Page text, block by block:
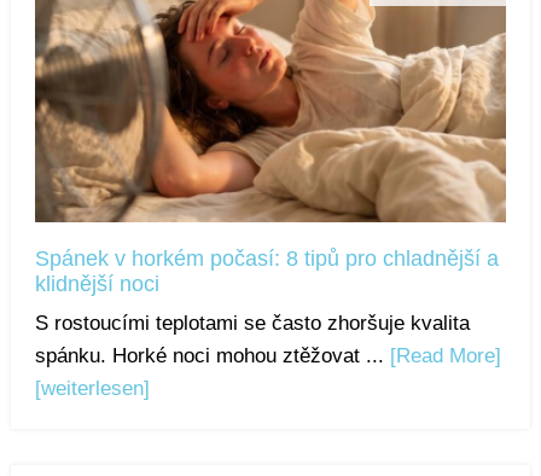
Spánek v horkém počasí: 8 tipů pro chladnější a
klidnější noci
S rostoucími teplotami se často zhoršuje kvalita
spánku. Horké noci mohou ztěžovat ... [Read More]
[weiterlesen]